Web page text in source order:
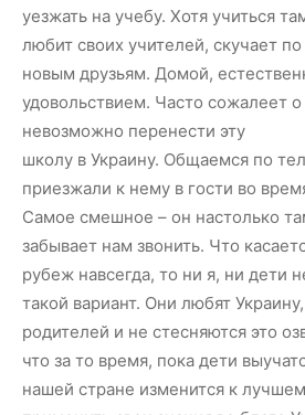
уезжать на учебу. Хотя учиться
любит своих учителей, скучает
новым друзьям. Домой,
удовольствием. Часто сожалеет
невозможно перенести эту
школу в Украину. Общаемся по
приезжали к нему в гости во
Самое смешное – он настолько
забывает нам звонить. Что
рубеж навсегда, то ни я, ни дети
такой вариант. Они любят
родителей и не стесняются это
что за то время, пока дети
нашей стране изменится к